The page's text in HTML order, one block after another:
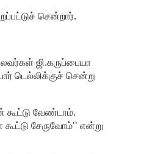
சென்றார்.
ஜி.கருப்பையா
டெல்லிக்குச் சென்று
கூட்டு வேண்டாம்.
சேருவோம்'' என்று